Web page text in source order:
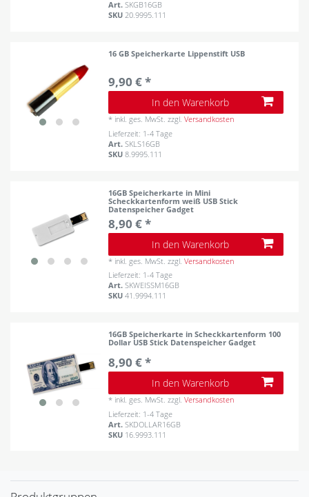
Art.SKGB16GB
SKU20.9995.111
16 GB Speicherkarte Lippenstift USB
9,90 € *
In den Warenkorb
* inkl. ges. MwSt. zzgl.Versandkosten
Lieferzeit: 1-4 Tage
Art.SKLS16GB
SKU8.9995.111
16GB Speicherkarte in Mini
Scheckkartenform weiß USB Stick
Datenspeicher Gadget
8,90 € *
In den Warenkorb
* inkl. ges. MwSt. zzgl.Versandkosten
Lieferzeit: 1-4 Tage
Art.SKWEISSM16GB
SKU41.9994.111
16GB Speicherkarte in Scheckkartenform 100
Dollar USB Stick Datenspeicher Gadget
8,90 € *
In den Warenkorb
* inkl. ges. MwSt. zzgl.Versandkosten
Lieferzeit: 1-4 Tage
Art.SKDOLLAR16GB
SKU 16.9993.111